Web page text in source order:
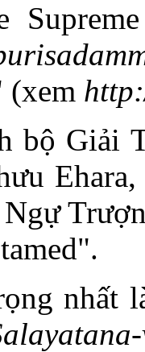
(xem
bộ Giải
nhất